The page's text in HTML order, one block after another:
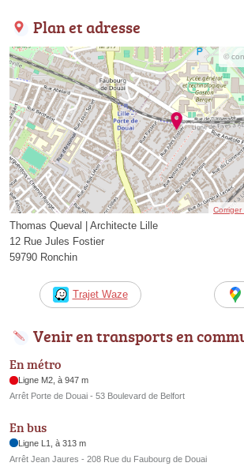
Plan et adresse
©
Corriger
Thomas Queval | Architecte Lille
12 Rue Jules Fostier
59790 Ronchin
Trajet Waze
Venir en transports en
En métro
Ligne M2, à 947 m
Arrêt Porte de Douai - 53 Boulevard de Belfort
En bus
Ligne L1, à 313 m
Arrêt Jean Jaures - 208 Rue du Faubourg de Douai